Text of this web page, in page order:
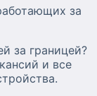
за
за границей?
и все